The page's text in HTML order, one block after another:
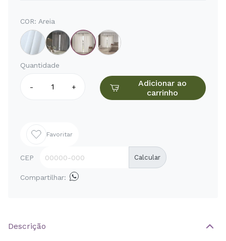
COR: Areia
Quantidade
- +
Adicionar ao
carrinho
Favoritar
CEP Calcular
Compartilhar:
Descrição